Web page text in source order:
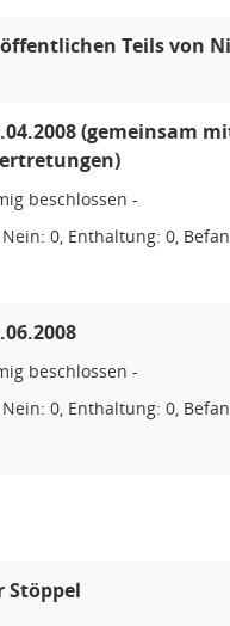
Teils von
(gemeinsam
beschlossen -
Nein: 0, Enthaltung: 0,
beschlossen -
Nein: 0, Enthaltung: 0,
Stöppel